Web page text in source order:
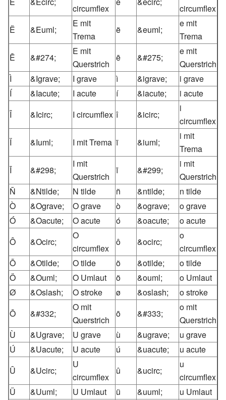
circumflex
circumflex
Ë
&Euml;
E mit
Trema
ë &euml;
e mit
Trema
Ē
&#274;
E mit
Querstrich
ē &#275;
e mit
Querstrich
Ì
&Igrave; I grave ì &igrave;
i grave
Í
&Iacute; I acute í &iacute;
i acute
Î
&Icirc; I circumflex î &icirc;
i
circumflex
Ï
&Iuml; I mit Trema ï &iuml;
i mit
Trema
Ī
&#298;
I mit
Querstrich
ī &#299;
i mit
Querstrich
Ñ
&Ntilde; N tilde ñ &ntilde;
n tilde
Ò
&Ograve; O grave ò &ograve;
o grave
Ó
&Oacute; O acute ó &oacute;
o acute
Ô
&Ocirc;
O
circumflex
ô &ocirc;
o
circumflex
Õ
&Otilde; O tilde õ &otilde;
o tilde
Ö
&Ouml; O Umlaut ö &ouml;
o Umlaut
Ø
&Oslash; O stroke ø &oslash;
o stroke
Ō
&#332;
O mit
Querstrich
ō &#333;
o mit
Querstrich
Ù
&Ugrave; U grave ù &ugrave;
u grave
Ú
&Uacute; U acute ú &uacute;
u acute
Û
&Ucirc;
U
circumflex
û &ucirc;
u
circumflex
Ü
&Uuml; U Umlaut ü &uuml;
u Umlaut